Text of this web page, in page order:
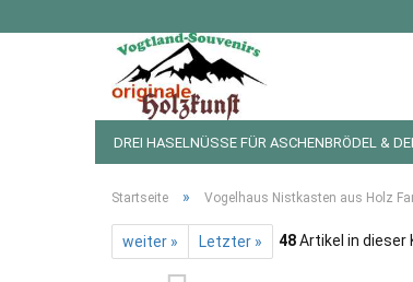
DREI HASELNÜSSE FÜR ASCHENBRÖDEL &
Startseite » Vogelhaus Nistkasten aus Holz
weiter » Letzter » 48Artikel in dieser